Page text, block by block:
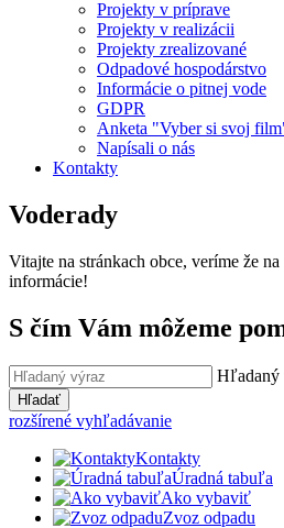
Projekty v príprave
Projekty v realizácii
Projekty zrealizované
Odpadové hospodárstvo
Informácie o pitnej vode
GDPR
Anketa "Vyber si svoj
Napísali o nás
Kontakty
Voderady
Vitajte na stránkach obce, veríme že
informácie!
S čím Vám môžeme
Hľadaný
Hľadať
rozšírené vyhľadávanie
Kontakty
Úradná tabuľa
Ako vybaviť
Zvoz odpadu